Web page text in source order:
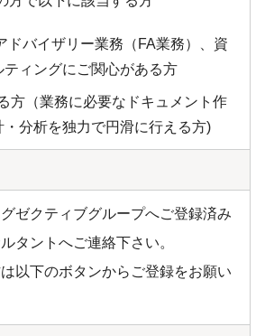
ドバイザリー業務（FA業務）、資
ィングにご関心がある方
方（業務に必要なドキュメント作
・分析を独力で円滑に行える方)
ゼクティブグループへご登録済み
タントへご連絡下さい。
以下のボタンからご登録をお願い